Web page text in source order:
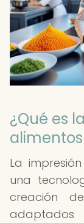
¿Qué es
La
una
creación